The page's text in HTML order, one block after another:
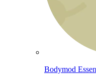
Bodymod